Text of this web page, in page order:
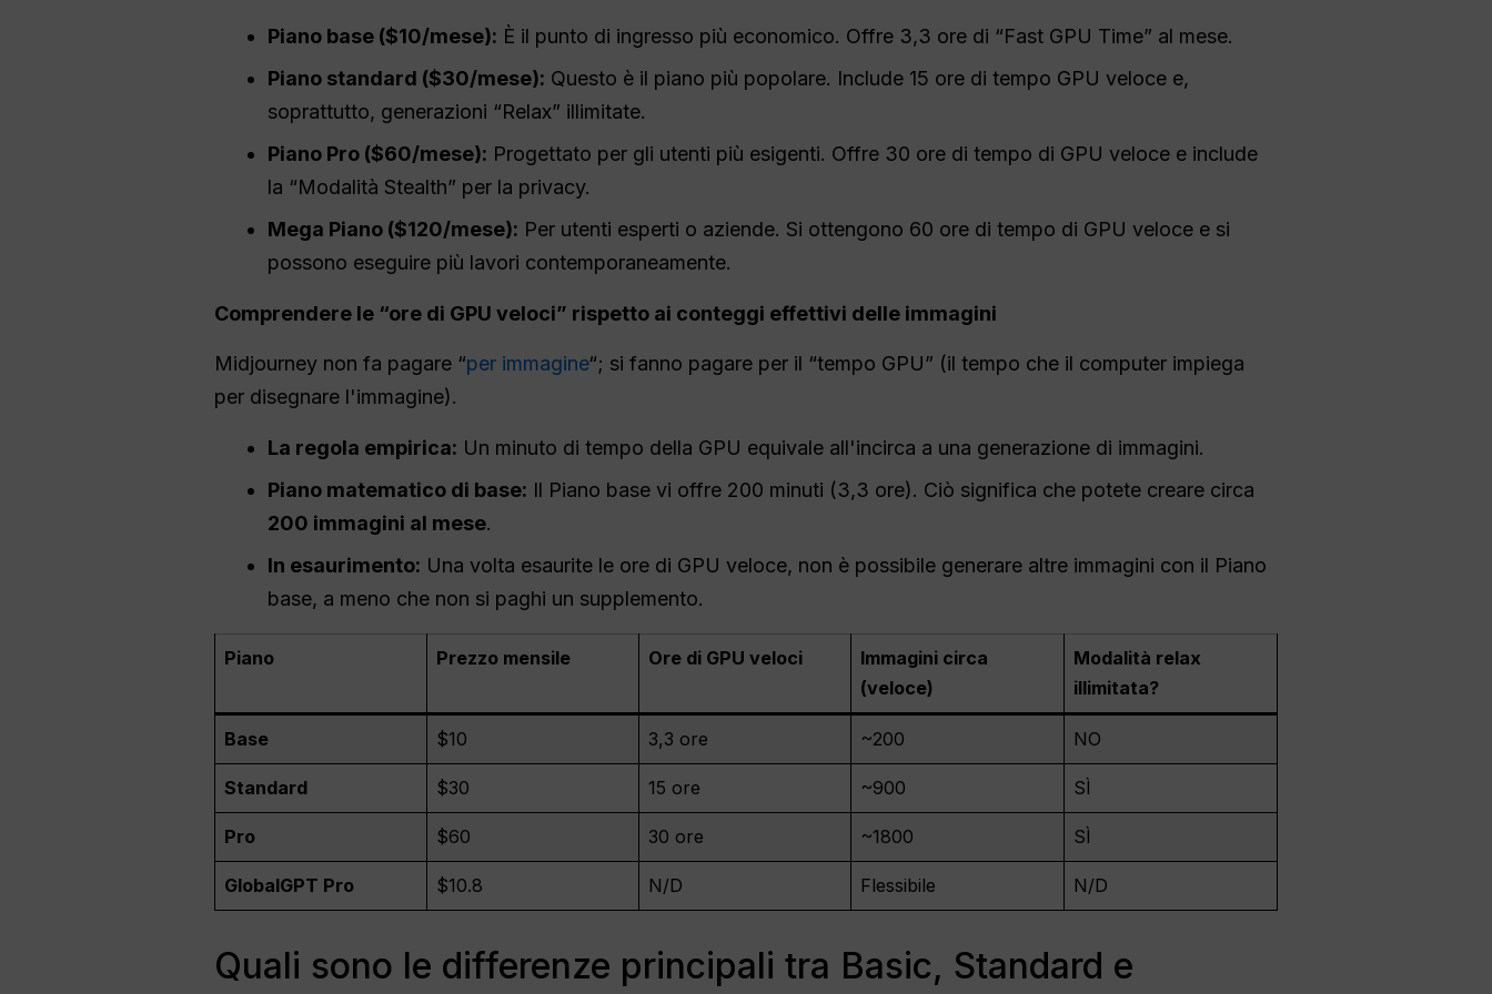
Piano base ($10/mese): È il punto di ingresso più economico. Offre 3,3 ore di “Fast GPU Time” al mese.
Piano standard ($30/mese): Questo è il piano più popolare. Include 15 ore di tempo GPU veloce e,
soprattutto, generazioni “Relax” illimitate.
Piano Pro ($60/mese): Progettato per gli utenti più esigenti. Offre 30 ore di tempo di GPU veloce e include
la “Modalità Stealth” per la privacy.
Mega Piano ($120/mese): Per utenti esperti o aziende. Si ottengono 60 ore di tempo di GPU veloce e si
possono eseguire più lavori contemporaneamente.
Comprendere le “ore di GPU veloci” rispetto ai conteggi effettivi delle immagini
Midjourney non fa pagare “per immagine“; si fanno pagare per il “tempo GPU” (il tempo che il computer impiega
per disegnare l'immagine).
La regola empirica: Un minuto di tempo della GPU equivale all'incirca a una generazione di immagini.
Piano matematico di base: Il Piano base vi offre 200 minuti (3,3 ore). Ciò significa che potete creare circa
200 immagini al mese.
In esaurimento: Una volta esaurite le ore di GPU veloce, non è possibile generare altre immagini con il Piano
base, a meno che non si paghi un supplemento.
Piano Prezzo mensile Ore di GPU veloci
Immagini circa
(veloce)
Modalità relax
illimitata?
Base $10 3,3 ore ~200 NO
Standard $30 15 ore ~900 SÌ
Pro $60 30 ore ~1800 SÌ
GlobalGPT Pro $10.8 N/D Flessibile N/D
Quali sono le differenze principali tra Basic, Standard e